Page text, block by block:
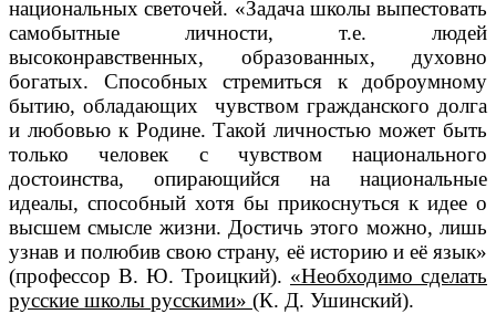
национальных светочей. «Задача школы выпестовать
самобытные личности, т.е. людей
высоконравственных, образованных, духовно
богатых. Способных стремиться к доброумному
бытию, обладающих чувством гражданского долга
и любовью к Родине. Такой личностью может быть
только человек с чувством национального
достоинства, опирающийся на национальные
идеалы, способный хотя бы прикоснуться к идее о
высшем смысле жизни. Достичь этого можно, лишь
узнав и полюбив свою страну, её историю и её язык»
(профессор В. Ю. Троицкий). «Необходимо сделать
русские школы русскими» (К. Д. Ушинский).